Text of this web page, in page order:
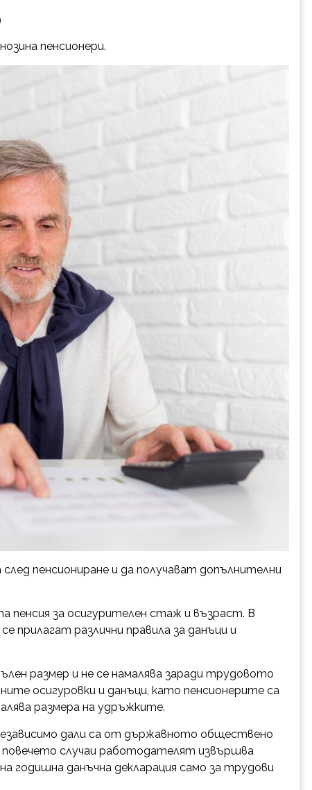
пенсионери.
пенсиониране и да получават допълнителни
пенсия за осигурителен стаж и възраст. В
прилагат различни правила за данъци и
размер и не се намалява заради трудовото
осигуровки и данъци, като пенсионерите са
размера на удръжките.
дали са от държавното обществено
повечето случаи работодателят извършва
годишна данъчна декларация само за трудови